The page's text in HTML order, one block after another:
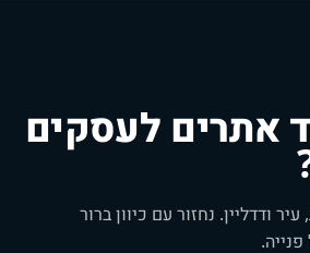
אתרים לעסקים
ודדליין. נחזור עם כיוון ברור